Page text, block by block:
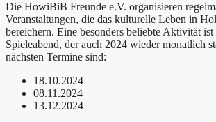
Die HowiBiB Freunde e.V. organisieren
Veranstaltungen, die das kulturelle Leben in
bereichern. Eine besonders beliebte Aktivität
Spieleabend, der auch 2024 wieder monatlich
nächsten Termine sind:
18.10.2024
08.11.2024
13.12.2024